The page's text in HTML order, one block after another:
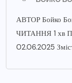
АВТОР Бойко
ЧИТАННЯ 1 хв
02.06.2025